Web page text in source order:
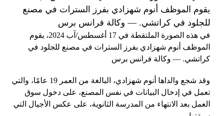
في هذه الصورة الملتقطة في 17 أغسطس/آب 2024، يقوم
الموظف أنوم شهزادي بفرز السترات في مصنع للجلود في
كراتشي. — وكالة فرانس برس
وقد شجع والداها أنوم شهزادي، البالغة من العمر 19 عامًا، والتي
تعمل في إدخال البيانات في نفس المصنع، على دخول سوق
العمل بعد الانتهاء من المدرسة الثانوية، على عكس الأجيال التي